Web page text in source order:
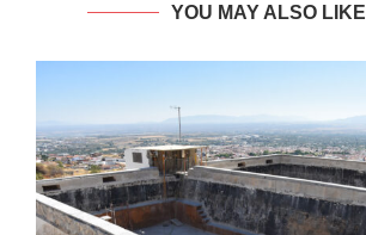
YOU MAY ALSO LIKE